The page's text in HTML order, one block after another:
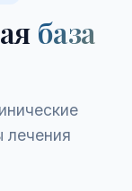
база
лечения